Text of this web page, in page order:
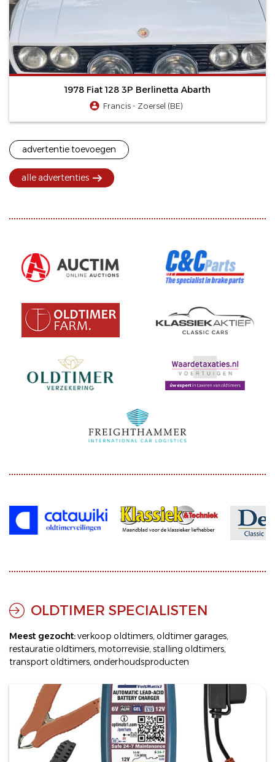
1978 Fiat 128 3P Berlinetta Abarth
Francis - Zoersel (BE)
advertentie toevoegen
alle advertenties
OLDTIMER SPECIALISTEN
Meest gezocht:verkoop oldtimers,oldtimer garages,
restauratie oldtimers,motorrevisie,stalling oldtimers,
transport oldtimers,onderhoudsproducten